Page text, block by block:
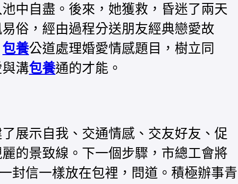
中自盡。後來，她獲救，昏迷了兩天
俗，經由過程分送朋友經典戀愛故
包養公道處理婚愛情感題目，樹立同
溝包養通的才能。
展示自我、交通情感、交友好友、促
的景致線。下一個步驟，市總工會將
封信一樣放在包裡，問道。積極辦事青